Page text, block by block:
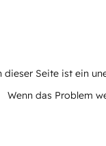
dieser Seite ist ein
Wenn das Problem